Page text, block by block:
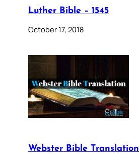
Luther Bible – 1545
October 17, 2018
Webster Bible Translation